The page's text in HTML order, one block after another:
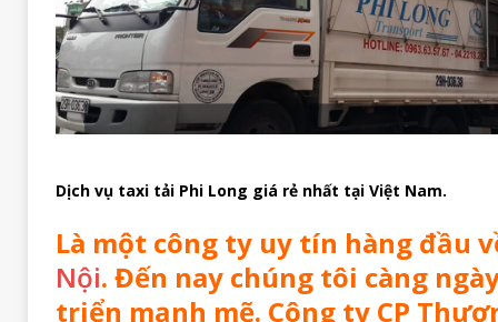
Dịch vụ taxi tải Phi Long giá rẻ nhất tại Việt Nam.
Là một công ty uy tín hàng đầu
Nội. Đến nay chúng tôi càng
triển mạnh mẽ. Công ty CP